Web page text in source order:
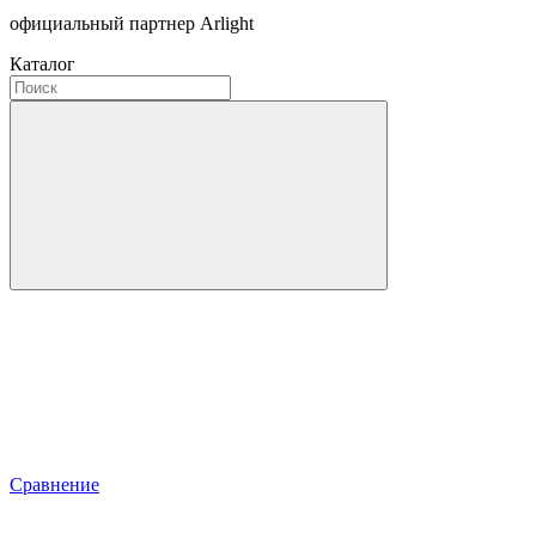
официальный партнер Arlight
Каталог
Сравнение